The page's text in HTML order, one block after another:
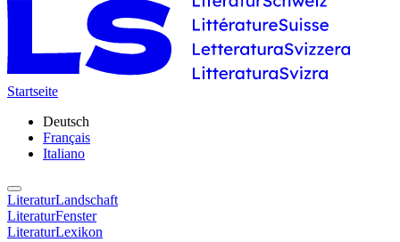
Startseite
Deutsch
Français
Italiano
LiteraturLandschaft
LiteraturFenster
LiteraturLexikon